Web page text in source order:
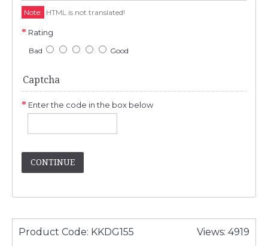
Note: HTML is not translated!
Rating
Bad Good
Captcha
Enter the code in the box below
CONTINUE
Views: 4919
Product Code: KKDG155